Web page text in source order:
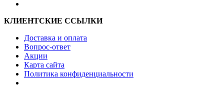
КЛИЕНТСКИЕ ССЫЛКИ
Доставка и оплата
Вопрос-ответ
Акции
Карта сайта
Политика конфиденциальности